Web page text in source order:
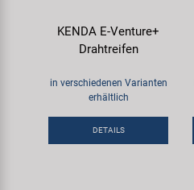
KENDA E-Venture+
Drahtreifen
in verschiedenen Varianten
erhältlich
DETAILS